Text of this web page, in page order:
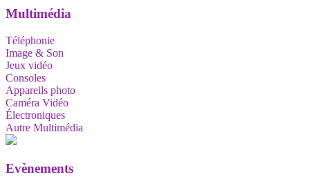
Multimédia
Téléphonie
Image & Son
Jeux vidéo
Consoles
Appareils photo
Caméra Vidéo
Électroniques
Autre Multimédia
Evènements